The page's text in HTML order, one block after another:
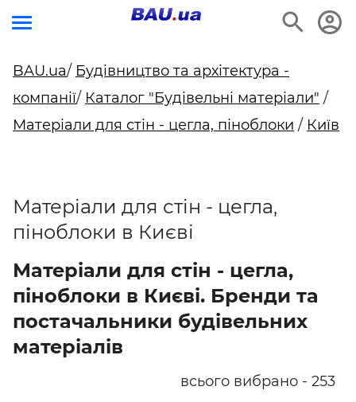
BAU.ua/ Будівництво та архітектура -
компанії/ Каталог "Будівельні матеріали" /
Матеріали для стін - цегла, піноблоки / Київ
Матеріали для стін - цегла,
піноблоки в Києві
Матеріали для стін - цегла,
піноблоки в Києві. Бренди та
постачальники будівельних
матеріалів
всього вибрано - 253